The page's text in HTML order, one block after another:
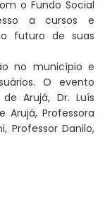
o Fundo Social
a cursos e
futuro de suas
no município e
O evento
Arujá, Dr. Luís
Professora
Professor Danilo,